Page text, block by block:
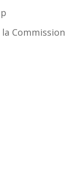
la Commission